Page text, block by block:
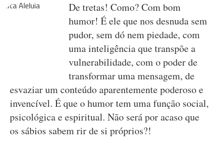
De tretas! Como? Com bom
humor! É ele que nos desnuda sem
pudor, sem dó nem piedade, com
uma inteligência que transpõe a
vulnerabilidade, com o poder de
transformar uma mensagem, de
esvaziar um conteúdo aparentemente poderoso e
invencível. É que o humor tem uma função social,
psicológica e espiritual. Não será por acaso que
os sábios sabem rir de si próprios?!